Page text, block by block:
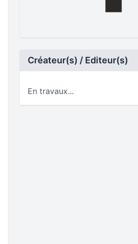
Créateur(s) / Editeur(s)
En travaux...